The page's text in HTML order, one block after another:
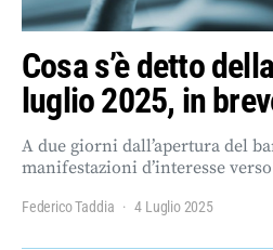
Cosa s’è detto
luglio 2025, in
A due giorni dall’apertura del
manifestazioni d’interesse
Federico Taddia 4 Luglio 2025